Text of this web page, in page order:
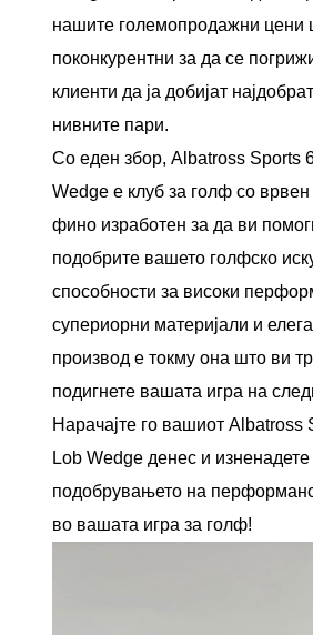
нашите големопродажни цени
поконкурентни за да се
клиенти да ја добијат
нивните пари.
Со еден збор, Albatross Sports
Wedge е клуб за голф со врвен
фино изработен за да ви
подобрите вашето голфско
способности за високи
супериорни материјали и
производ е токму она што ви
подигнете вашата игра на
Нарачајте го вашиот Albatross
Lob Wedge денес и изненадете
подобрувањето на
во вашата игра за голф!